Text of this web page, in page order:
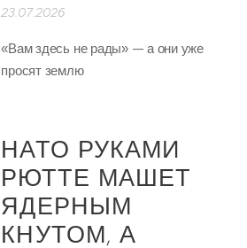
23.07.2026
«Вам здесь не рады» — а они уже
просят землю
НАТО РУКАМИ
РЮТТЕ МАШЕТ
ЯДЕРНЫМ
КНУТОМ, А